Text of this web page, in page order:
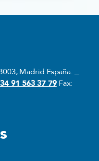
Madrid España.
91 563 37 79Fax: